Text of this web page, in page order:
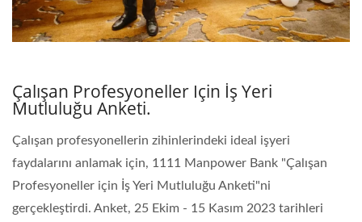
Çalışan Profesyoneller Için İş Yeri
Mutluluğu Anketi.
Çalışan profesyonellerin zihinlerindeki ideal işyeri
faydalarını anlamak için, 1111 Manpower Bank "Çalışan
Profesyoneller için İş Yeri Mutluluğu Anketi"ni
gerçekleştirdi. Anket, 25 Ekim - 15 Kasım 2023 tarihleri